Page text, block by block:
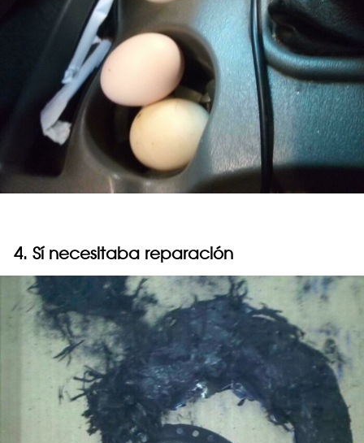
4. Sí necesitaba reparación